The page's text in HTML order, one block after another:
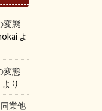
変態
よ
変態
より
業他